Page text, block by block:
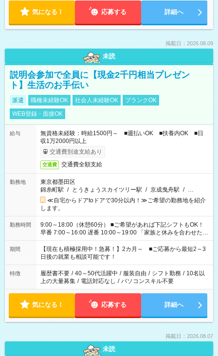
気になる！ 応募する 詳細へ
掲載日：2026.08.09
未読
説明会参加で全員に【現金2千円相当プレゼン
ト】生活のお手伝い
派遣 職種未経験OK 社会人未経験OK
ブランクOK
WEB登録・面接OK
給与
無資格未経験：時給1500円～ ■週払いOK ■扶養内OK ■日
収1万2000円以上
交通費別途支給あり
交通費 交通費全額支給
勤務地
東京都墨田区
錦糸町駅 / とうきょうスカイツリー駅 / 京成曳舟駅 / …
≪自宅からドアtoドアで30分以内！≫ご希望の勤務地を紹介
します。
勤務時間
9:00～18:00（休憩60分） ■ご希望があれば下記シフトもOK！
早番 7:00～16:00 遅番 10:00～19:00 「家族と休みを合わせた
い」 「余裕を持って夕飯の準備がしたい」 「できれば残業はし
たくない」 など、ご希望を教えてくださいね。 ※Wワーク希望
の方へ 今ご覧のお仕事で希望する勤務時間と、もう1つのお仕事
の勤務時間。 合計で週40時間を超える場合は応募できません。
期間
【現在も積極採用中！急募！】2カ月～ ■ご応募から最短2～3
日後の就業も相談可能です！
特徴 履歴書不要 / 40～50代活躍中 / 服装自由 / シフト勤務 / 10名以
上の大量募集 / 電話対応なし / パソコンスキル不要
気になる！ 応募する 詳細へ
掲載日：2026.08.07
未読